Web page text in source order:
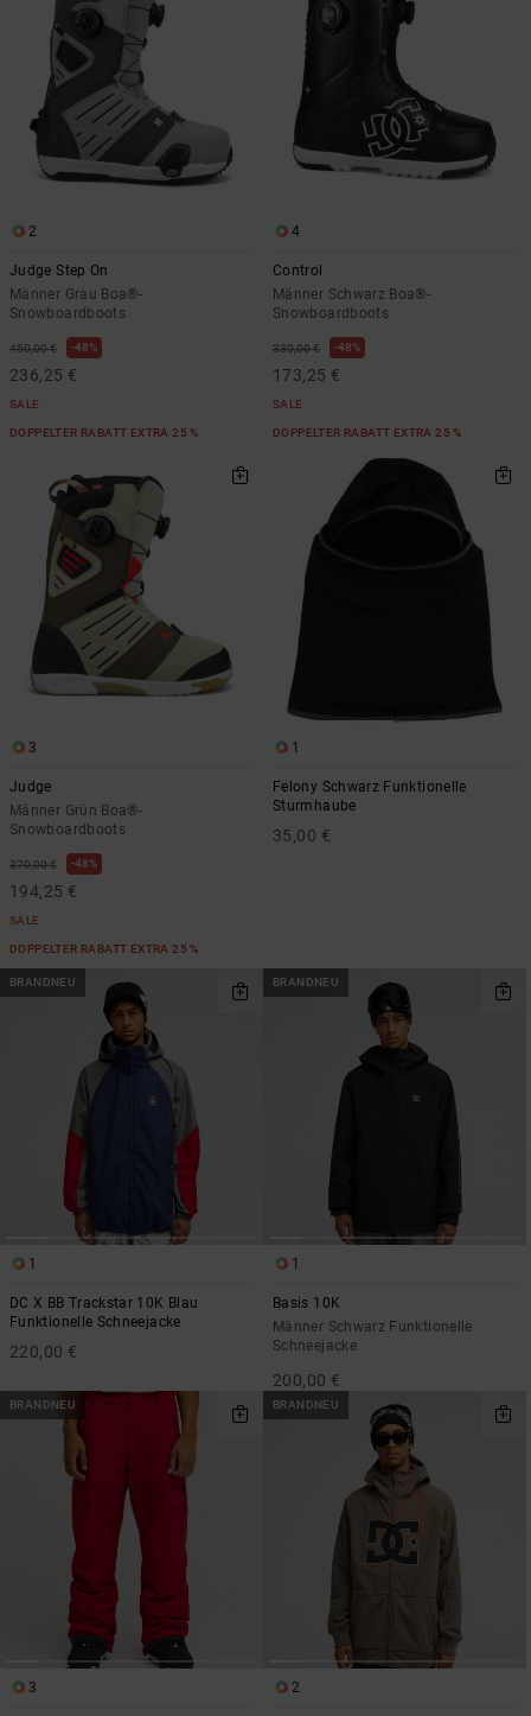
2
Judge Step On
Männer Grau Boa®-
Snowboardboots
450,00 € 48%
236,25 €
SALE
DOPPELTER RABATT EXTRA 25 %
4
Control
Männer Schwarz Boa®-
Snowboardboots
330,00 € 48%
173,25 €
SALE
DOPPELTER RABATT EXTRA 25 %
3
Judge
Männer Grün Boa®-
Snowboardboots
370,00 € 48%
194,25 €
SALE
DOPPELTER RABATT EXTRA 25 %
1
Felony Schwarz Funktionelle
Sturmhaube
35,00 €
BRANDNEU
1
DC X BB Trackstar 10K Blau
Funktionelle Schneejacke
220,00 €
BRANDNEU
1
Basis 10K
Männer Schwarz Funktionelle
Schneejacke
200,00 €
BRANDNEU
3
BRANDNEU
2